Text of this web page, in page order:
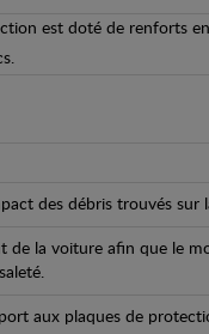
est doté de renforts
des débris trouvés sur
de la voiture afin que le
aux plaques de